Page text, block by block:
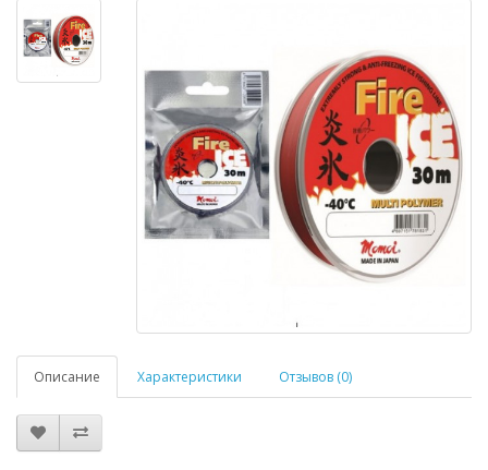
Описание Характеристики Отзывов (0)